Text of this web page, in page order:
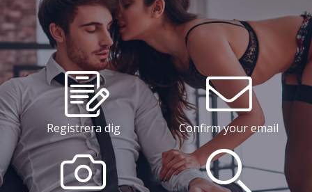
Registrera dig Confirm your email